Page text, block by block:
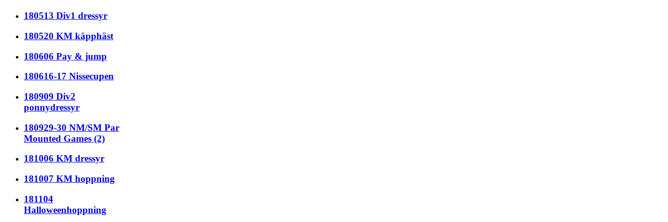
180513 Div1 dressyr
180520 KM käpphäst
180606 Pay & jump
180616-17 Nissecupen
180909 Div2
ponnydressyr
180929-30 NM/SM Par
Mounted Games (2)
181006 KM dressyr
181007 KM hoppning
181104
Halloweenhoppning